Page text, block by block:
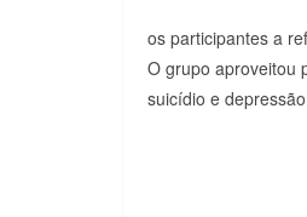
os participantes a
O grupo aproveitou
suicídio e